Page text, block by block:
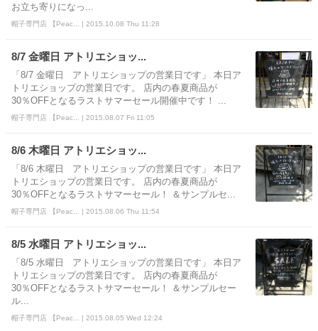
お立ち寄りになっ...
帽子専門店 【Peac... | 2015.10.08 Thu 11:28
8/7 金曜日 アトリエショッ...
「8/7 金曜日 アトリエショップの営業日です」 本日ア
トリエショップの営業日です。 店内の春夏商品が
30％OFFとなるラストサマーセール開催中です！ ...
帽子専門店 【Peac... | 2015.08.07 Fri 11:05
8/6 木曜日 アトリエショッ...
「8/6 木曜日 アトリエショップの営業日です」 本日ア
トリエショップの営業日です。 店内の春夏商品が
30％OFFとなるラストサマーセール！ ＆サンプルセ...
帽子専門店 【Peac... | 2015.08.06 Thu 11:54
8/5 水曜日 アトリエショッ...
「8/5 水曜日 アトリエショップの営業日です」 本日ア
トリエショップの営業日です。 店内の春夏商品が
30％OFFとなるラストサマーセール！ ＆サンプルセー
ル...
帽子専門店 【Peac... | 2015.08.05 Wed 12:24